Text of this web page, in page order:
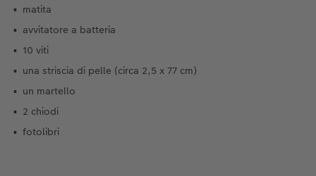
matita
avvitatore a batteria
10 viti
una striscia di pelle (circa 2,5 x 77 cm)
un martello
2 chiodi
fotolibri